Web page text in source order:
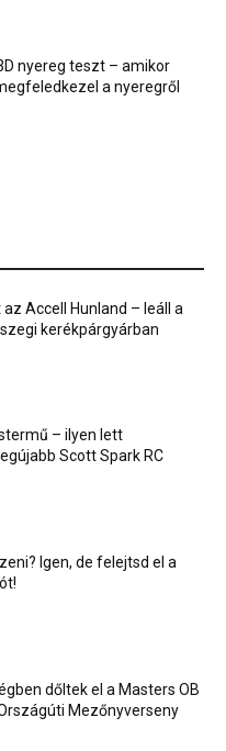
nyereg teszt – amikor
a nyeregről
Accell Hunland – leáll a
kerékpárgyárban
– ilyen lett
Scott Spark RC
Igen, de felejtsd el a
dőltek el a Masters OB
Mezőnyverseny